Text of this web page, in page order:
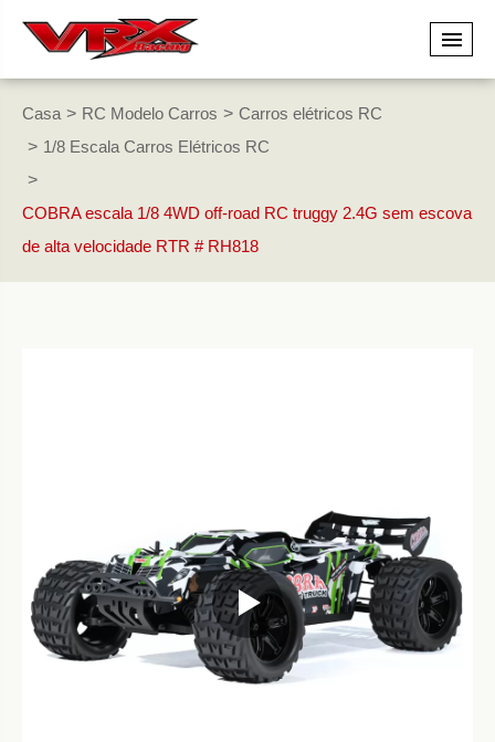
Casa RC Modelo Carros
Carros elétricos RC
1/8 Escala Carros Elétricos RC
COBRA escala 1/8 4WD off-road RC truggy 2.4G sem escova
de alta velocidade RTR # RH818